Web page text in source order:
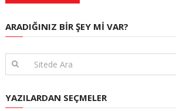
ARADIĞINIZ BIR ŞEY MI VAR?
YAZILARDAN SEÇMELER